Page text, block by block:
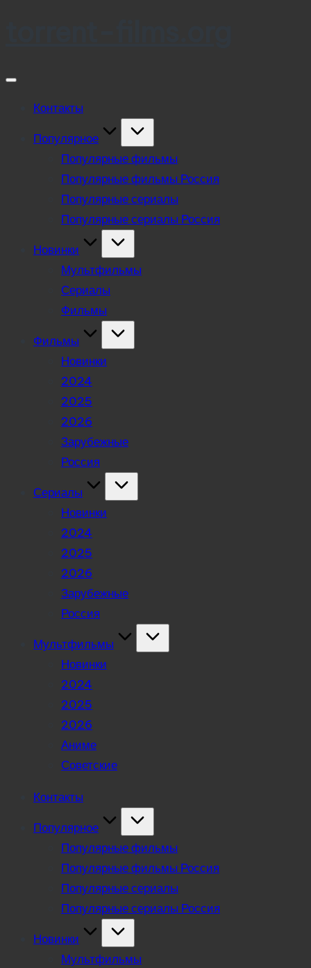
Контакты
Популярное
Популярные фильмы
Популярные фильмы Россия
Популярные сериалы
Популярные сериалы Россия
Новинки
Мультфильмы
Сериалы
Фильмы
Фильмы
Новинки
2024
2025
2026
Зарубежные
Россия
Сериалы
Новинки
2024
2025
2026
Зарубежные
Россия
Мультфильмы
Новинки
2024
2025
2026
Аниме
Советские
Контакты
Популярное
Популярные фильмы
Популярные фильмы Россия
Популярные сериалы
Популярные сериалы Россия
Новинки
Мультфильмы